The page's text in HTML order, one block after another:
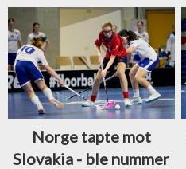
Norge tapte mot
Slovakia - ble nummer